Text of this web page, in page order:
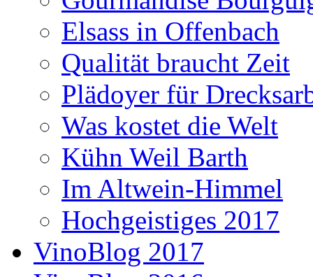
Elsass in Offenbach
Qualität braucht Zeit
Plädoyer für
Was kostet die Welt
Kühn Weil Barth
Im Altwein-Himmel
Hochgeistiges 2017
VinoBlog 2017